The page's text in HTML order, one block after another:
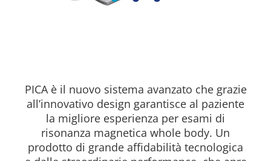
PICA è il nuovo sistema avanzato che grazie
all’innovativo design garantisce al paziente
la migliore esperienza per esami di
risonanza magnetica whole body. Un
prodotto di grande affidabilità tecnologica